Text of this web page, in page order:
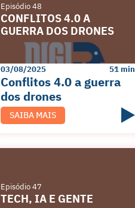
Episódio 48
CONFLITOS 4.0 A
GUERRA DOS DRONES
03/08/2025 51 min
Conflitos 4.0 a guerra
dos drones
SAIBA MAIS
Episódio 47
TECH, IA E GENTE